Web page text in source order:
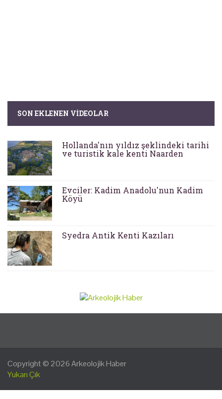
SON EKLENEN VIDEOLAR
Hollanda'nın yıldız şeklindeki tarihi
ve turistik kale kenti Naarden
Evciler: Kadim Anadolu'nun Kadim
Köyü
Syedra Antik Kenti Kazıları
Copyright © 2026Arkeolojik Haber
Yukarı Çık